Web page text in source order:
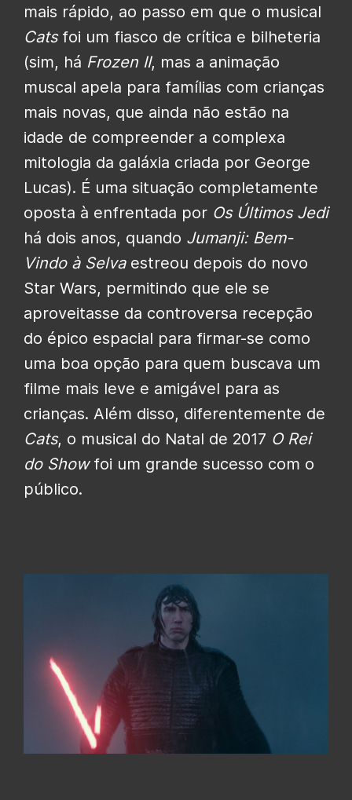
mais rápido, ao passo em que o musical
Catsfoi um fiasco de crítica e bilheteria
(sim, há Frozen II, mas a animação
muscal apela para famílias com crianças
mais novas, que ainda não estão na
idade de compreender a complexa
mitologia da galáxia criada por George
Lucas). É uma situação completamente
oposta à enfrentada por Os Últimos Jedi
há dois anos, quando Jumanji: Bem-
Vindo à Selvaestreou depois do novo
Star Wars, permitindo que ele se
aproveitasse da controversa recepção
do épico espacial para firmar-se como
uma boa opção para quem buscava um
filme mais leve e amigável para as
crianças. Além disso, diferentemente de
Cats, o musical do Natal de 2017 O Rei
do Showfoi um grande sucesso com o
público.